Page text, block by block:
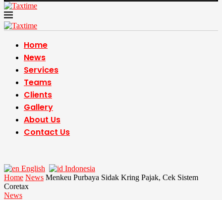
Home
News
Services
Teams
Clients
Gallery
About Us
Contact Us
English
Indonesia
Home News Menkeu Purbaya Sidak Kring Pajak, Cek Sistem
Coretax
News